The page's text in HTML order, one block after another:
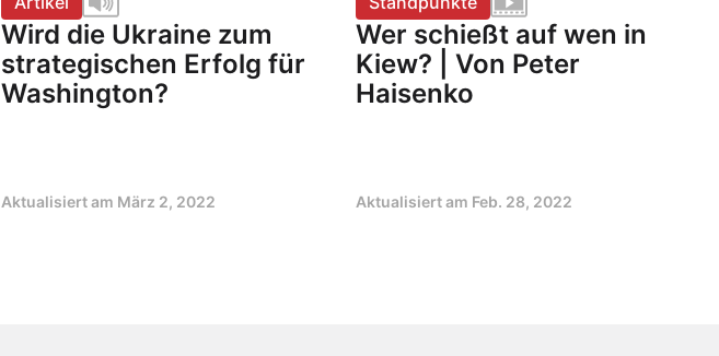
Wird die Ukraine zum
strategischen Erfolg für
Washington?
Aktualisiert am März 2, 2022
Wer schießt auf wen in
Kiew? | Von Peter
Haisenko
Aktualisiert am Feb. 28, 2022